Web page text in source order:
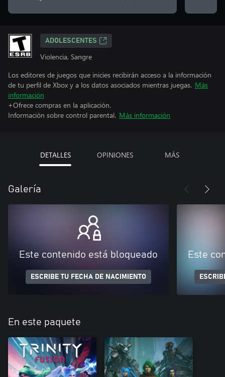
ADOLESCENTES
Violencia, Sangre
Los editores de juegos que inicies recibirán acceso a la información
de tu perfil de Xbox y a los datos asociados mientras juegas. Más
información
+Ofrece compras en la aplicación.
Información sobre control parental. Más información
DETALLES OPINIONES MÁS
Galería
Este contenido está bloqueado
ESCRIBE TU FECHA DE NACIMIENTO
Este
En este paquete